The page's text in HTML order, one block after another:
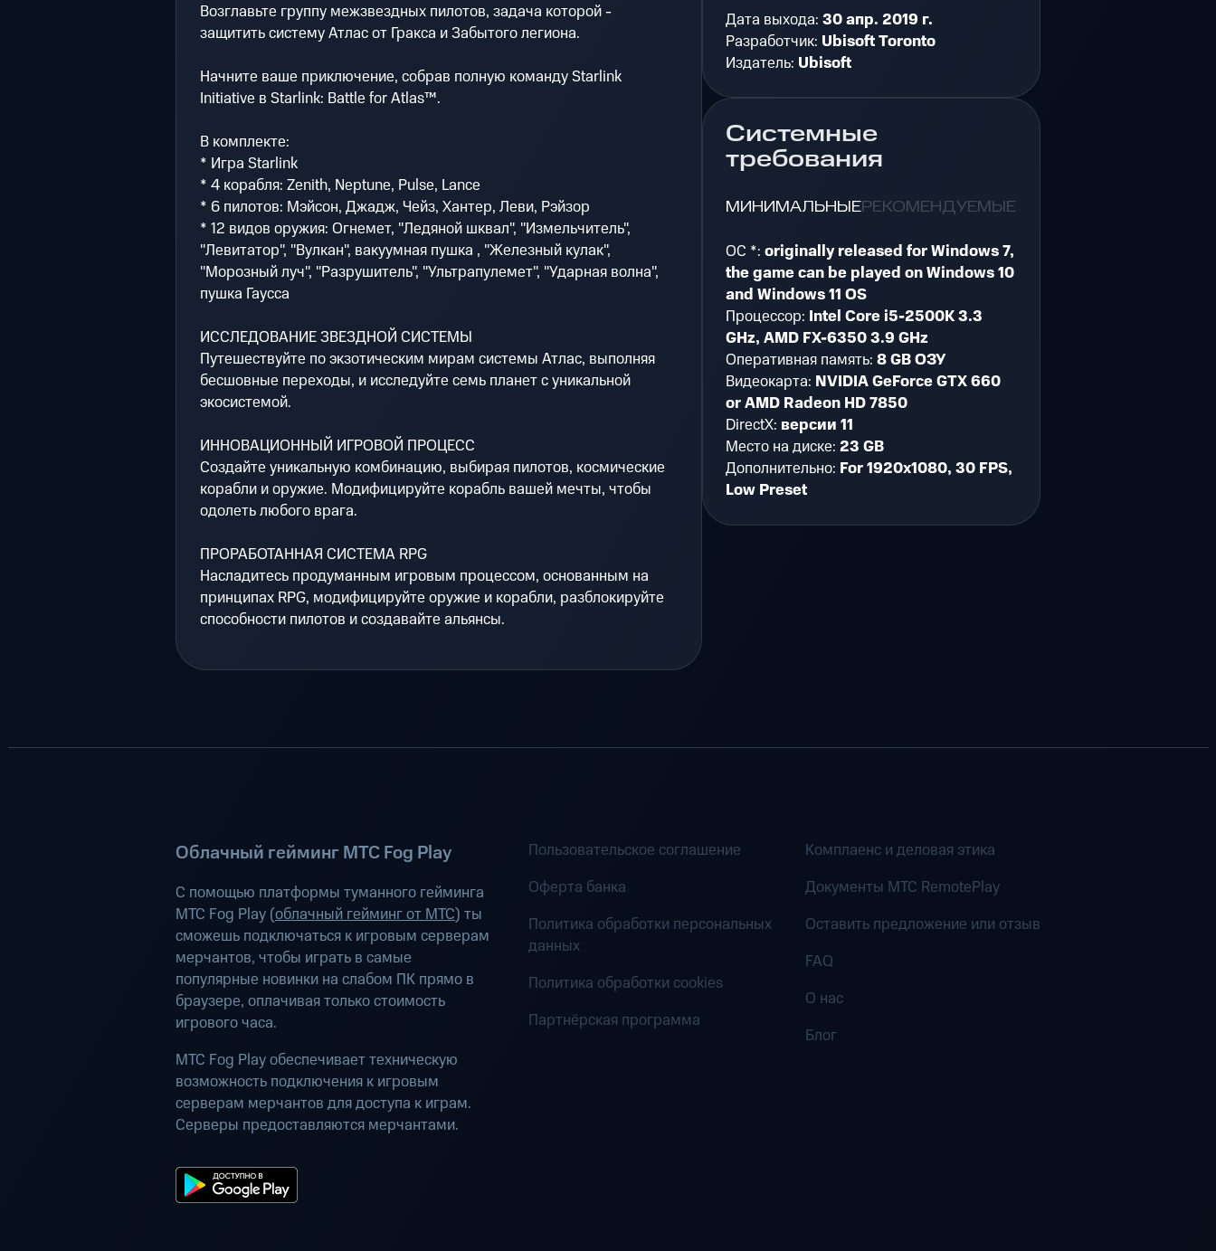
Возглавьте группу межзвездных пилотов, задача которой -
защитить систему Атлас от Гракса и Забытого легиона.
Начните ваше приключение, собрав полную команду Starlink
Initiative в Starlink: Battle for Atlas™.
В комплекте:
* Игра Starlink
* 4 корабля: Zenith, Neptune, Pulse, Lance
* 6 пилотов: Мэйсон, Джадж, Чейз, Хантер, Леви, Рэйзор
* 12 видов оружия: Огнемет, "Ледяной шквал", "Измельчитель",
"Левитатор", "Вулкан", вакуумная пушка , "Железный кулак",
"Морозный луч", "Разрушитель", "Ультрапулемет", "Ударная волна",
пушка Гаусса
ИССЛЕДОВАНИЕ ЗВЕЗДНОЙ СИСТЕМЫ
Путешествуйте по экзотическим мирам системы Атлас, выполняя
бесшовные переходы, и исследуйте семь планет с уникальной
экосистемой.
ИННОВАЦИОННЫЙ ИГРОВОЙ ПРОЦЕСС
Создайте уникальную комбинацию, выбирая пилотов, космические
корабли и оружие. Модифицируйте корабль вашей мечты, чтобы
одолеть любого врага.
ПРОРАБОТАННАЯ СИСТЕМА RPG
Насладитесь продуманным игровым процессом, основанным на
принципах RPG, модифицируйте оружие и корабли, разблокируйте
способности пилотов и создавайте альянсы.
Дата выхода:30 апр. 2019 г.
Разработчик: Ubisoft Toronto
Издатель: Ubisoft
Системные
требования
МИНИМАЛЬНЫЕРЕКОМЕНДУЕМЫЕ
ОС *:originally released for Windows 7,
the game can be played on Windows 10
and Windows 11 OS
Процессор: Intel Core i5-2500K 3.3
GHz, AMD FX-6350 3.9 GHz
Оперативная память:8 GB ОЗУ
Видеокарта: NVIDIA GeForce GTX 660
or AMD Radeon HD 7850
DirectX: версии 11
Место на диске:23 GB
Дополнительно: For 1920x1080, 30 FPS,
Low Preset
Облачный гейминг МТС Fog Play
С помощью платформы туманного гейминга
МТС Fog Play (облачный гейминг от МТС) ты
сможешь подключаться к игровым серверам
мерчантов, чтобы играть в самые
популярные новинки на слабом ПК прямо в
браузере, оплачивая только стоимость
игрового часа.
МТС Fog Play обеспечивает техническую
возможность подключения к игровым
серверам мерчантов для доступа к играм.
Серверы предоставляются мерчантами.
Пользовательское соглашение
Оферта банка
Политика обработки персональных
данных
Политика обработки cookies
Партнёрская программа
Комплаенс и деловая этика
Документы MTC RemotePlay
Оставить предложение или отзыв
FAQ
О нас
Блог